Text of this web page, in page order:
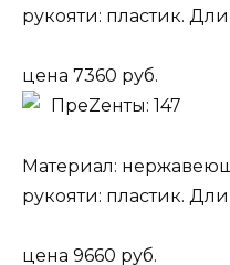
рукояти: пластик.
цена 7360 руб.
ПреZенты: 147
Материал:
рукояти: пластик.
цена 9660 руб.